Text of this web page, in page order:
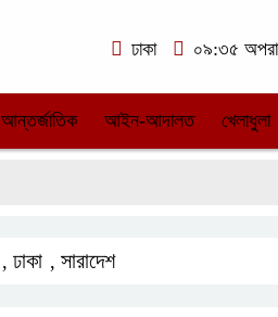
ঢাকা ০৯:৩৫
আন্তর্জাতিক আইন-আদালত খেলাধুলা
, ঢাকা , সারাদেশ